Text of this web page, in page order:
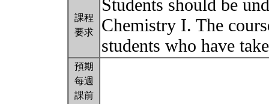
課程
要求
Students should be
Chemistry I. The
students who have
預期
每週
課前